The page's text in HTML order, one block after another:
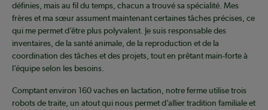
définies, mais au fil du temps, chacun a trouvé sa spécialité. Mes
frères et ma sœur assument maintenant certaines tâches précises, ce
qui me permet d’être plus polyvalent. Je suis responsable des
inventaires, de la santé animale, de la reproduction et de la
coordination des tâches et des projets, tout en prêtant main-forte à
l’équipe selon les besoins.
Comptant environ 160 vaches en lactation, notre ferme utilise trois
robots de traite, un atout qui nous permet d’allier tradition familiale et